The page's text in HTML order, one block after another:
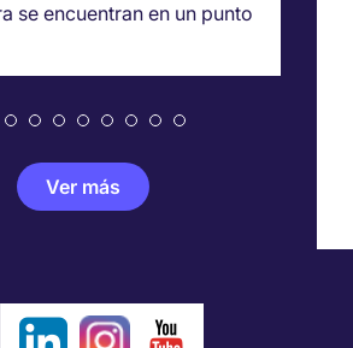
se encuentran en un punto
Ver más